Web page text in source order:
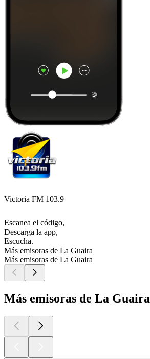
Victoria FM 103.9
Escanea el código,
Descarga la app,
Escucha.
Más emisoras de La Guaira
Más emisoras de La Guaira
Más emisoras de La Guaira